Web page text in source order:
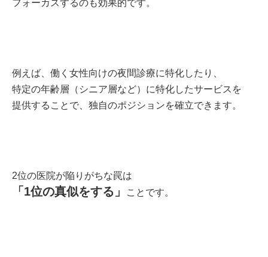
フォーカスするのも効果的です。
例えば、働く女性向けの夜間診療に特化したり、
特定の年齢層（シニア層など）に特化したサービスを
提供することで、独自のポジションを確立できます。
2位の医院が陥りがちな罠は
「1位の真似をする」 ことです。